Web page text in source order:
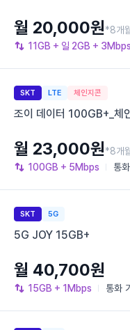
11GB + 일 2GB + 3Mbps
월 20,000원*8개
SKT LTE 체인지콘
조이 데이터 100GB+_체
100GB + 5Mbps 통화
월 23,000원*8개
SKT 5G
5G JOY 15GB+
15GB + 1Mbps 통화
월 40,700원